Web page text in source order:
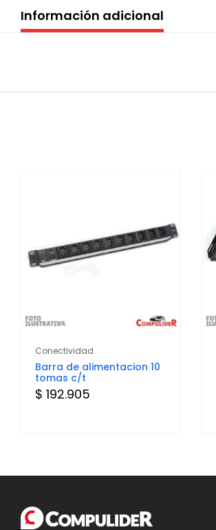
Información adicional
Conectividad
Barra de alimentacion 10
tomas c/t
$ 192.905